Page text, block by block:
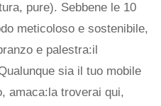
pure). Sebbene le 10
meticoloso e sostenibile,
e palestra:il
sia il tuo mobile
amaca:la troverai qui,